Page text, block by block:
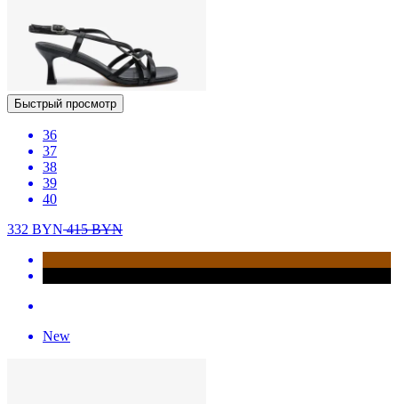
Быстрый просмотр
36
37
38
39
40
332 BYN415BYN
New